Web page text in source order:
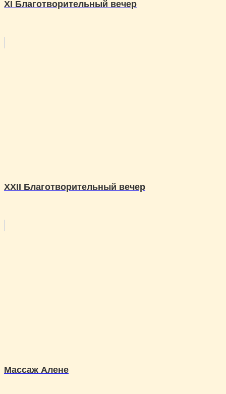
XI Благотворительный вечер
XXII Благотворительный вечер
Массаж Алене